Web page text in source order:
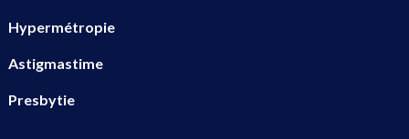
Hypermétropie
Astigmastime
Presbytie